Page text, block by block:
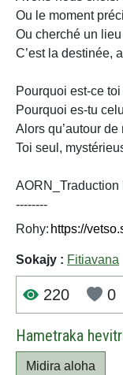
Ou le moment
Ou cherché un
C’est la destinée,
Pourquoi est-ce
Pourquoi es-tu
Alors qu’autour de
Toi seul,
AORN_Traduction
--------
Rohy:
Sokajy : Fitiavana
220 0
Hametraka
Midira aloha